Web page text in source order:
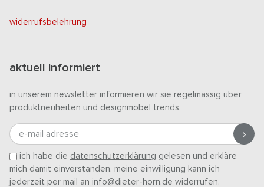
widerrufsbelehrung
aktuell informiert
in unserem newsletter informieren wir sie regelmässig über
produktneuheiten und designmöbel trends.
e-mail adresse
ich habe die datenschutzerklärung gelesen und erkläre
mich damit einverstanden. meine einwilligung kann ich
jederzeit per mail an info@dieter-horn.de widerrufen.